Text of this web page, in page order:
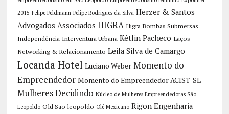
2015 Felipe Feldmann Felipe Rodrigues da Silva Herzer & Santos
Advogados Associados HIGRA Higra Bombas Submersas
Independência Interventura Urbana Kétlin Pacheco Laços
Networking & Relacionamento Leila Silva de Camargo
Locanda Hotel Luciano Weber Momento do
Empreendedor Momento do Empreendedor ACIST-SL
Mulheres Decidindo Núcleo de Mulheres Empreendedoras São
Leopoldo Old São leopoldo Olé Mexicano Rigon Engenharia